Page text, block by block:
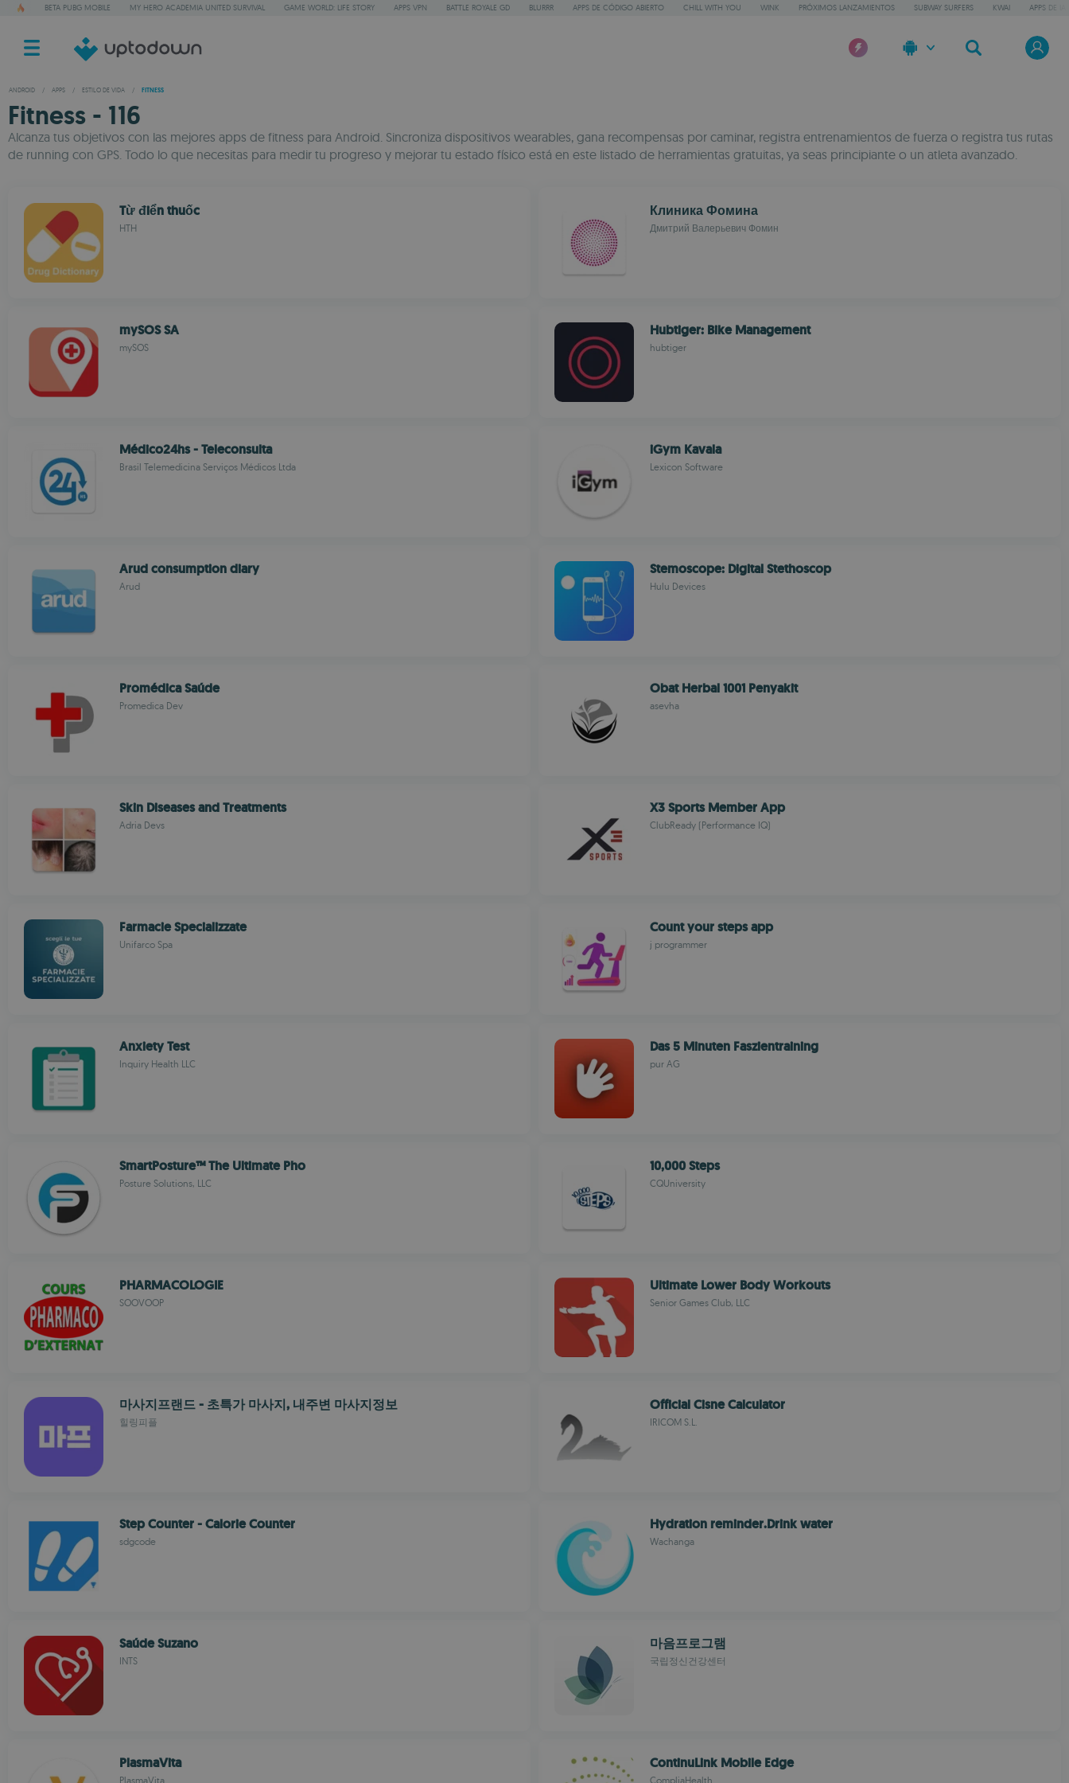
BETA PUBG MOBILE MY HERO ACADEMIA UNITED SURVIVAL GAME WORLD: LIFE STORY APPS VPN BATTLE ROYALE GD BLURRR APPS DE CÓDIGO ABIERTO CHILL WITH YOU WINK PRÓXIMOS LANZAMIENTOS SUBWAY SURFERS KWAI APPS DE IA
ANDROID / APPS / ESTILO DE VIDA / FITNESS
Fitness - 116
Alcanza tus objetivos con las mejores apps de fitness para Android. Sincroniza dispositivos wearables, gana recompensas por caminar, registra entrenamientos de fuerza o registra tus rutas
de running con GPS. Todo lo que necesitas para medir tu progreso y mejorar tu estado físico está en este listado de herramientas gratuitas, ya seas principiante o un atleta avanzado.
Từ điển thuốc
HTH
Клиника Фомина
Дмитрий Валерьевич Фомин
mySOS SA
mySOS
Hubtiger: Bike Management
hubtiger
Médico24hs - Teleconsulta
Brasil Telemedicina Serviços Médicos Ltda
iGym Kavala
Lexicon Software
Arud consumption diary
Arud
Stemoscope: Digital Stethoscop
Hulu Devices
Promédica Saúde
Promedica Dev
Obat Herbal 1001 Penyakit
asevha
Skin Diseases and Treatments
Adria Devs
X3 Sports Member App
ClubReady (Performance IQ)
Farmacie Specializzate
Unifarco Spa
Count your steps app
j programmer
Anxiety Test
Inquiry Health LLC
Das 5 Minuten Faszientraining
pur AG
SmartPosture™ The Ultimate Pho
Posture Solutions, LLC
10,000 Steps
CQUniversity
PHARMACOLOGIE
SOOVOOP
Ultimate Lower Body Workouts
Senior Games Club, LLC
마사지프랜드 - 초특가 마사지, 내주변 마사지정보
힐링피플
Official Cisne Calculator
IRICOM S.L.
Step Counter - Calorie Counter
sdgcode
Hydration reminder.Drink water
Wachanga
Saúde Suzano
INTS
마음프로그램
국립정신건강센터
PlasmaVita
PlasmaVita
ContinuLink Mobile Edge
CompliaHealth